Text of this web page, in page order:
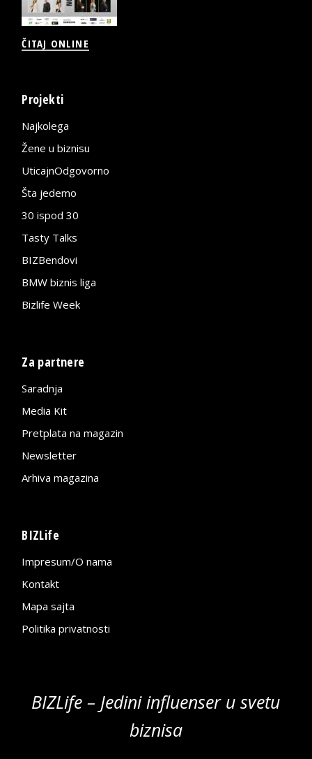
ČITAJ ONLINE
Projekti
Najkolega
Žene u biznisu
UticajnOdgovorno
Šta jedemo
30 ispod 30
Tasty Talks
BIZBendovi
BMW biznis liga
Bizlife Week
Za partnere
Saradnja
Media Kit
Pretplata na magazin
Newsletter
Arhiva magazina
BIZLife
Impresum/O nama
Kontakt
Mapa sajta
Politika privatnosti
BIZLife – Jedini influenser u svetu
biznisa